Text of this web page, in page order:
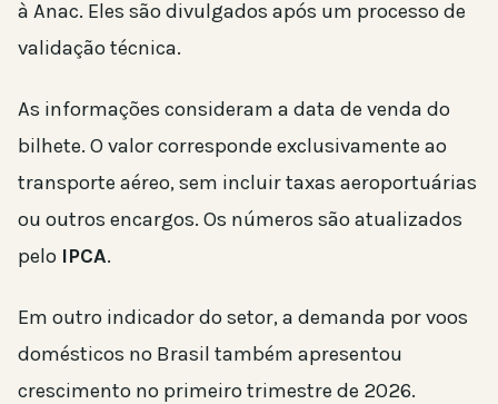
à Anac. Eles são divulgados após um processo de
validação técnica.
As informações consideram a data de venda do
bilhete. O valor corresponde exclusivamente ao
transporte aéreo, sem incluir taxas aeroportuárias
ou outros encargos. Os números são atualizados
pelo IPCA.
Em outro indicador do setor, a demanda por voos
domésticos no Brasil também apresentou
crescimento no primeiro trimestre de 2026.